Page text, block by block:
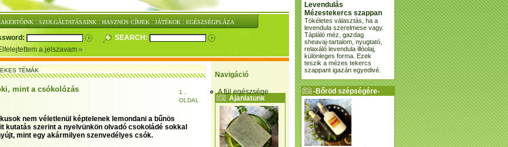
: SZOLGÁLTATÁSAINK : HASZNOS CÍMEK : JÁTÉKOK : EGÉSZSÉGPLÁZA
SEARCH:
a jelszavam
Navigáció
A fül egészsége
Ajánlatunk
TÉMÁK
mint a csókolózás
1 .
OLDAL
nem véletlenül képtelenek lemondani a bűnös
kutatás szerint a nyelvünkön olvadó csokoládé sokkal
mint egy akármilyen szenvedélyes csók.
Levendulás
Mézestekercs szappan
Tökéletes választás, ha a
levendula szerelmese vagy.
Tápláló méz, gazdag
sheavaj-tartalom, nyugtató,
relaxáló levendula illóolaj,
különleges forma. Ezek
teszik a mézes tekercs
szappant igazán egyedivé.
-Bőröd szépségére-